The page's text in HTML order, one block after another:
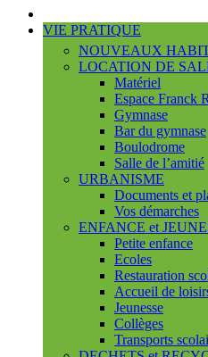
VIE PRATIQUE
NOUVEAUX
LOCATION DE
Matériel
Espace Franck
Gymnase
Bar du gymnase
Boulodrome
Salle de l’amitié
URBANISME
Documents et
Vos démarches
ENFANCE et
Petite enfance
Ecoles
Restauration
Accueil de
Jeunesse
Collèges
Transports